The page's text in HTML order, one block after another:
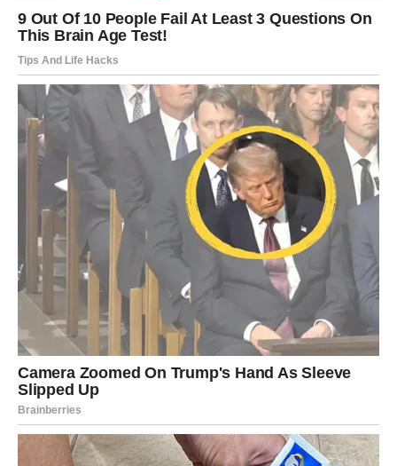
Škorpija
Škorpijama slijedi period važnih odluka. Jedan razgovor
pomoći će vam da jasnije sagledate poslovnu situaciju i
napravite korak koji će vam donijeti veću sigurnost.
Na ljubavnom planu očekuje vas više otvorenosti i
međusobnog povjerenja.
Strijelac